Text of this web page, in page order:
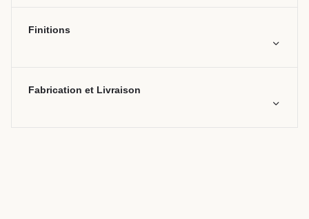
Finitions
Fabrication et Livraison